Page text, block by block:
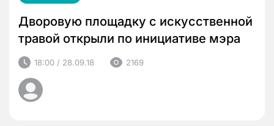
Дворовую площадку с искусственной
травой открыли по инициативе мэра
18:00 / 28.09.18 2169